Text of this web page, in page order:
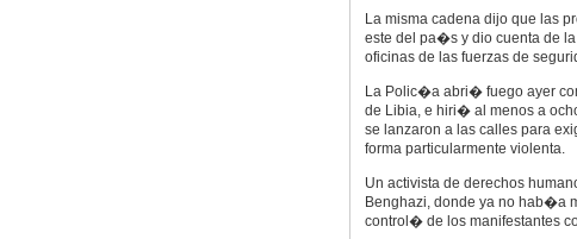
La misma cadena dijo que las
este del pa�s y dio cuenta de
oficinas de las fuerzas de
La Polic�a abri� fuego ayer
de Libia, e hiri� al menos a
se lanzaron a las calles para
forma particularmente violenta.
Un activista de derechos
Benghazi, donde ya no hab�a
control� de los manifestantes